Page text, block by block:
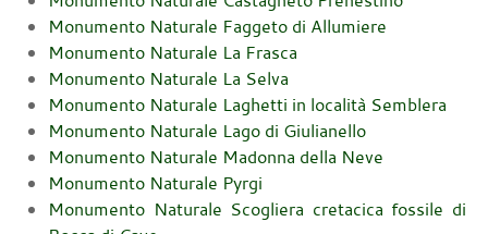
Monumento Naturale Faggeto di Allumiere
Monumento Naturale La Frasca
Monumento Naturale La Selva
Monumento Naturale Laghetti in località Semblera
Monumento Naturale Lago di Giulianello
Monumento Naturale Madonna della Neve
Monumento Naturale Pyrgi
Monumento Naturale Scogliera cretacica fossile di